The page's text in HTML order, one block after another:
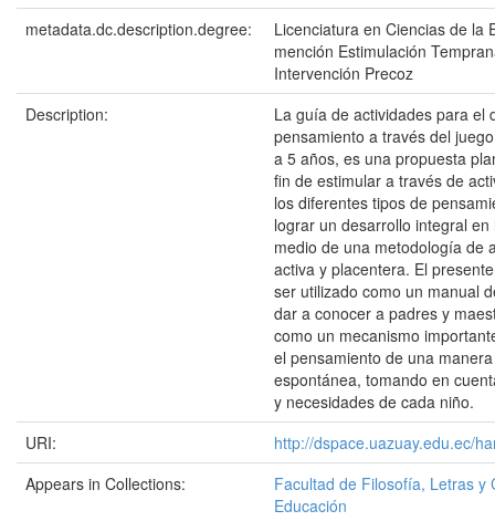
metadata.dc.description.degree:
Licenciatura en Ciencias de la
mención Estimulación
Intervención Precoz
Description:
La guía de actividades para el
pensamiento a través del
a 5 años, es una propuesta
fin de estimular a través de
los diferentes tipos de
lograr un desarrollo integral
medio de una metodología de
activa y placentera. El
ser utilizado como un manual
dar a conocer a padres y
como un mecanismo
el pensamiento de una
espontánea, tomando en
y necesidades de cada niño.
URI:
http://dspace.uazuay.edu.ec/
Appears in Collections:
Facultad de Filosofía, Letras y
Educación